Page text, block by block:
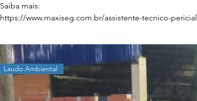
Saiba mais:
https://www.maxiseg.com.br/assistente-tecnico-pericial
Laudo Ambiental